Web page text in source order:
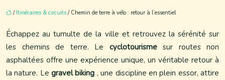
/ Itinéraires & circuits / Chemin de terre à vélo : retour à l’essentiel
Échappez au tumulte de la ville et retrouvez la sérénité sur
les chemins de terre. Le cyclotourisme sur routes non
asphaltées offre une expérience unique, un véritable retour à
la nature. Legravel biking , une discipline en plein essor, attire